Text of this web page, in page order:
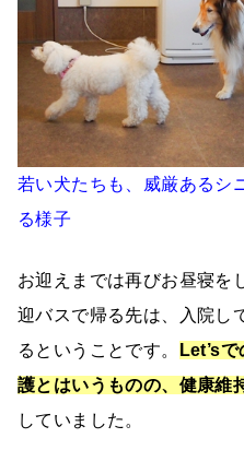
若い犬たちも、威厳あるシ
る様子
お迎えまでは再びお昼寝を
迎バスで帰る先は、入院し
るということです。
Let’s
護とはいうものの、健康維
していました。